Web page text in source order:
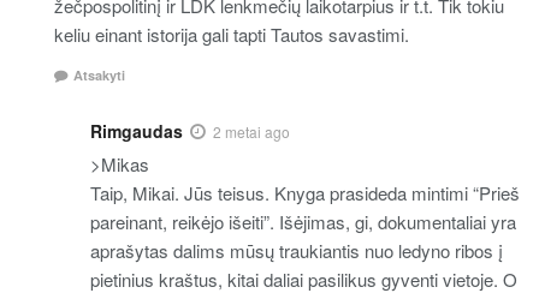
žečpospolitinį ir LDK lenkmečių laikotarpius ir t.t. Tik tokiu
keliu einant istorija gali tapti Tautos savastimi.
Atsakyti
Rimgaudas 2 metai ago
>Mikas
Taip, Mikai. Jūs teisus. Knyga prasideda mintimi “Prieš
pareinant, reikėjo išeiti”. Išėjimas, gi, dokumentaliai yra
aprašytas dalims mūsų traukiantis nuo ledyno ribos į
pietinius kraštus, kitai daliai pasilikus gyventi vietoje. O